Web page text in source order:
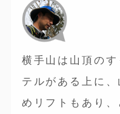
横手山は山頂の
テルがある上に
めリフトもあり